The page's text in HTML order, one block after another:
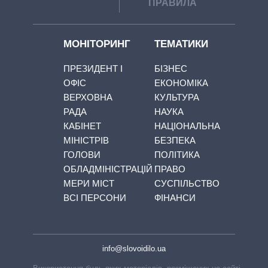
ПРАВИЛА
МОНІТОРИНГ
ПРЕЗИДЕНТ І
ОФІС
ВЕРХОВНА
РАДА
КАБІНЕТ
МІНІСТРІВ
ГОЛОВИ
ОБЛАДМІНІСТРАЦІЙ
МЕРИ МІСТ
ВСІ ПЕРСОНИ
ТЕМАТИКИ
БІЗНЕС
ЕКОНОМІКА
КУЛЬТУРА
НАУКА
НАЦІОНАЛЬНА
БЕЗПЕКА
ПОЛІТИКА
ПРАВО
СУСПІЛЬСТВО
ФІНАНСИ
info@slovoidilo.ua